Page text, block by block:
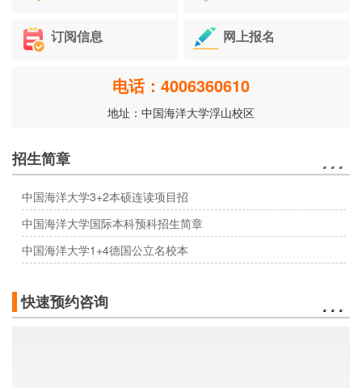
订阅信息 网上报名
电话：4006360610
地址：中国海洋大学浮山校区
招生简章 …
中国海洋大学3+2本硕连读项目招
中国海洋大学国际本科预科招生简章
中国海洋大学1+4德国公立名校本
快速预约咨询 …